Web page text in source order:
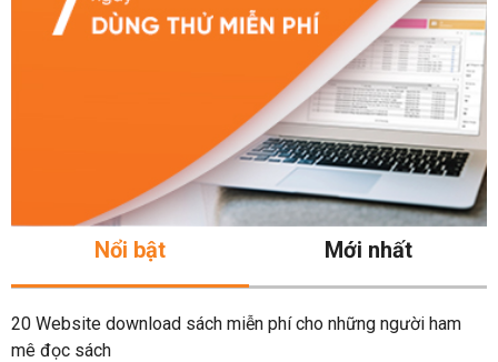
Nổi bật Mới nhất
20 Website download sách miễn phí cho những người ham
mê đọc sách